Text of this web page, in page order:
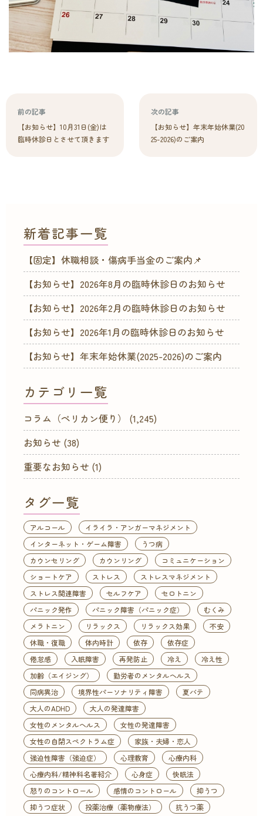
前の記事
【お知らせ】10月31日(金)は
臨時休診日とさせて頂きます
次の記事
【お知らせ】年末年始休業(20
25-2026)のご案内
新着記事一覧
【固定】休職相談・傷病手当金のご案内📌
【お知らせ】2026年8月の臨時休診日のお知らせ
【お知らせ】2026年2月の臨時休診日のお知らせ
【お知らせ】2026年1月の臨時休診日のお知らせ
【お知らせ】年末年始休業(2025-2026)のご案内
カテゴリ一覧
コラム（ペリカン便り）
(1,245)
お知らせ (38)
重要なお知らせ (1)
タグ一覧
アルコール
イライラ・アンガーマネジメント
インターネット・ゲーム障害
うつ病
カウンセリング
カウンリング
コミュニケーション
ショートケア
ストレス
ストレスマネジメント
ストレス関連障害
セルフケア
セロトニン
パニック発作
パニック障害（パニック症）
むくみ
メラトニン
リラックス リラックス効果
不安
休職・復職
体内時計 依存
依存症
倦怠感
入眠障害 再発防止 冷え
冷え性
加齢（エイジング）
勤労者のメンタルヘルス
同病異治
境界性パーソナリティ障害
夏バテ
大人のADHD
大人の発達障害
女性のメンタルヘルス
女性の発達障害
女性の自閉スペクトラム症
家族・夫婦・恋人
強迫性障害（強迫症）
心理教育
心療内科
心療内科/精神科名著紹介
心身症
快眠法
怒りのコントロール
感情のコントロール
抑うつ
抑うつ症状
投薬治療（薬物療法） 抗うつ薬